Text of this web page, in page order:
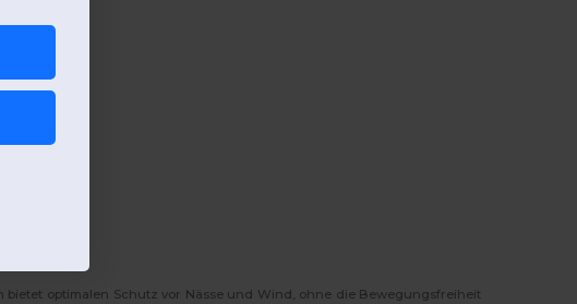
optimalen Schutz vor Nässe und Wind, ohne die Bewegungsfreiheit